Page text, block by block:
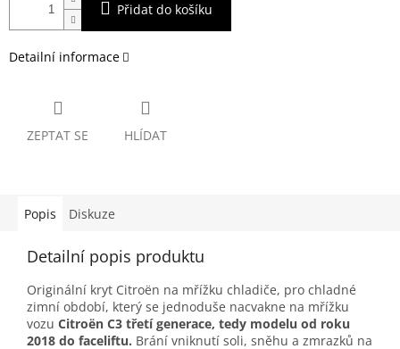
Přidat do košíku
Detailní informace
ZEPTAT SE HLÍDAT
Popis Diskuze
Detailní popis produktu
Originální kryt Citroën na mřížku chladiče, pro chladné
zimní období, který se jednoduše nacvakne na mřížku
vozu Citroën C3 třetí generace, tedy modelu od roku
2018 do faceliftu. Brání vniknutí soli, sněhu a zmrazků na